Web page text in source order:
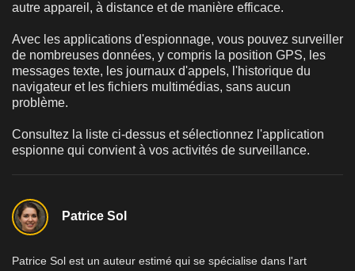
autre appareil, à distance et de manière efficace.
Avec les applications d'espionnage, vous pouvez surveiller
de nombreuses données, y compris la position GPS, les
messages texte, les journaux d'appels, l'historique du
navigateur et les fichiers multimédias, sans aucun
problème.
Consultez la liste ci-dessus et sélectionnez l'application
espionne qui convient à vos activités de surveillance.
Patrice Sol
Patrice Sol est un auteur estimé qui se spécialise dans l'art